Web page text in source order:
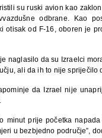
su ruski avion kao
odbrane. Kao
otisak od F-16, oboren je
naglasilo da su Izraelci
ali da ih to nije spriječilo
da Izrael nije
minut prije početka
u bezbjedno područje”,